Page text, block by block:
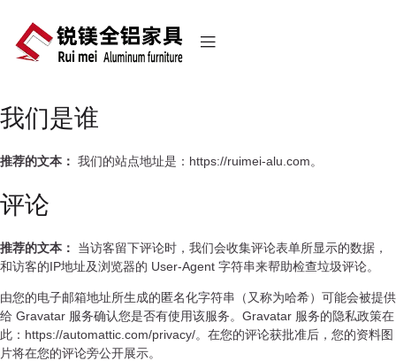
我们是谁
推荐的文本： 我们的站点地址是：https://ruimei-alu.com。
评论
推荐的文本： 当访客留下评论时，我们会收集评论表单所显示的数据，
和访客的IP地址及浏览器的 User-Agent 字符串来帮助检查垃圾评论。
由您的电子邮箱地址所生成的匿名化字符串（又称为哈希）可能会被提供
给 Gravatar 服务确认您是否有使用该服务。Gravatar 服务的隐私政策在
此：https://automattic.com/privacy/。在您的评论获批准后，您的资料图
片将在您的评论旁公开展示。